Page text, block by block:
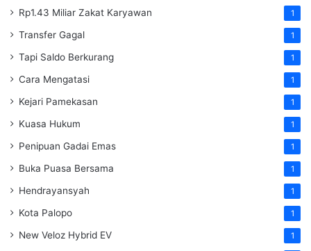
Rp1.43 Miliar Zakat Karyawan 1
Transfer Gagal 1
Tapi Saldo Berkurang 1
Cara Mengatasi 1
Kejari Pamekasan 1
Kuasa Hukum 1
Penipuan Gadai Emas 1
Buka Puasa Bersama 1
Hendrayansyah 1
Kota Palopo 1
New Veloz Hybrid EV 1